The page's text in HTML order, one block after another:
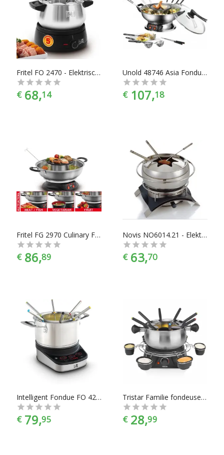
Fritel FO 2470 - Elektrische Fonduepan - 8 Fonduevorkjes
€ 68,14
Unold 48746 Asia Fondue - Elektrische Fonduepan
€ 107,18
Fritel FG 2970 Culinary Fondue & Grill - Chinese Fonduepan - 6 Fonduevorkjes
€ 86,89
Novis NO6014.21 - Elektrische Fonduepan - 6 Fonduevorkjes
€ 63,70
Intelligent Fondue FO 4290 - Vlees, Chinese, Chocolade, Zwitserse Fondue tot 6 pers
€ 79,95
Tristar Familie fondeuset 1400 W 1,3 L roestvrij staal zilverkleurig
€ 28,99